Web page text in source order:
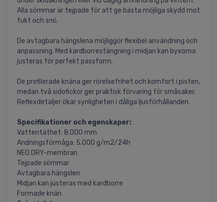
Alla sömmar är tejpade för att ge bästa möjliga skydd mot
fukt och snö.
De avtagbara hängslena möjliggör flexibel användning och
anpassning. Med kardborrestängning i midjan kan byxorna
justeras för perfekt passform.
De profilerade knäna ger rörelsefrihet och komfort i pisten,
medan två sidofickor ger praktisk förvaring för småsaker.
Reflexdetaljer ökar synligheten i dåliga ljusförhållanden.
Specifikationer och egenskaper:
Vattentäthet: 8.000 mm
Andningsförmåga: 5.000 g/m2/24h
NEO DRY-membran
Tejpade sömmar
Avtagbara hängslen
Midjan kan justeras med kardborre
Formade knän